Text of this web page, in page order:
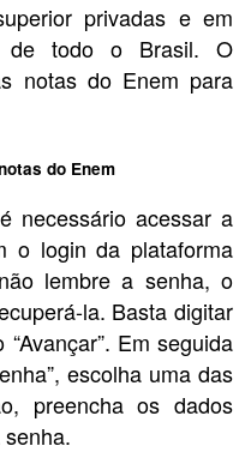
privadas e em
de todo o Brasil. O
notas do Enem para
do Enem
necessário acessar a
o login da plataforma
lembre a senha, o
la. Basta digitar
Em seguida
escolha uma das
preencha os dados